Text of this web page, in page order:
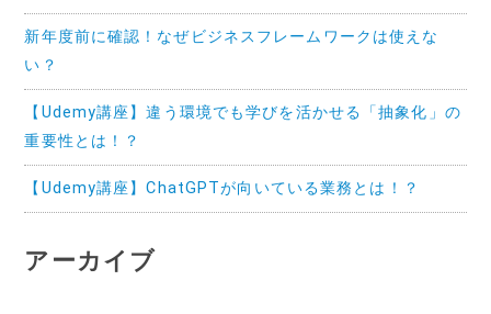
新年度前に確認！なぜビジネスフレームワークは使えな
い？
【Udemy講座】違う環境でも学びを活かせる「抽象化」の
重要性とは！？
【Udemy講座】ChatGPTが向いている業務とは！？
アーカイブ